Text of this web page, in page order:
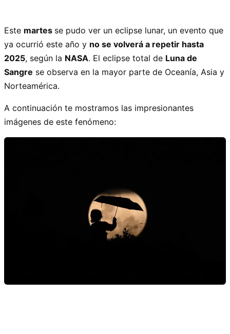
Este martes se pudo ver un eclipse lunar, un evento que
ya ocurrió este año y no se volverá a repetir hasta
2025, según la NASA. El eclipse total de Luna de
Sangre se observa en la mayor parte de Oceanía, Asia y
Norteamérica.
A continuación te mostramos las impresionantes
imágenes de este fenómeno: